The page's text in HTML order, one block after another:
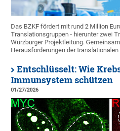
Das BZKF fördert mit rund 2 Million
Translationsgruppen - hierunter zwei
Würzburger Projektleitung.
Herausforderungen der
Entschlüsselt: Wie
Immunsystem schützen
01/27/2026